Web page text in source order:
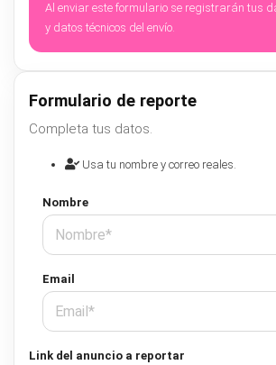
Al enviar este formulario se registrarán tus
y datos técnicos del envío.
Formulario de reporte
Completa tus datos.
Usa tu nombre y correo reales.
Nombre
Email
Link del anuncio a reportar